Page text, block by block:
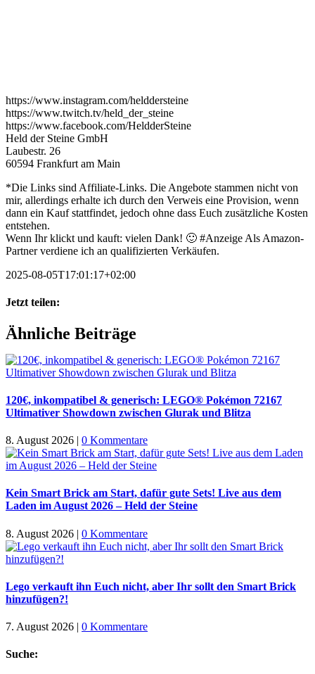
https://www.instagram.com/helddersteine
https://www.twitch.tv/held_der_steine
https://www.facebook.com/HeldderSteine
Held der Steine GmbH
Laubestr. 26
60594 Frankfurt am Main
*Die Links sind Affiliate-Links. Die Angebote stammen nicht von
mir, allerdings erhalte ich durch den Verweis eine Provision, wenn
dann ein Kauf stattfindet, jedoch ohne dass Euch zusätzliche Kosten
entstehen.
Wenn Ihr klickt und kauft: vielen Dank! 🙂 #Anzeige Als Amazon-
Partner verdiene ich an qualifizierten Verkäufen.
2025-08-05T17:01:17+02:00
Jetzt teilen:
Facebook
X
WhatsApp
Pinterest
E-
Mail
Ähnliche Beiträge
120€, inkompatibel & generisch: LEGO® Pokémon 72167
Ultimativer Showdown zwischen Glurak und Blitza
8. August 2026 | 0 Kommentare
Kein Smart Brick am Start, dafür gute Sets! Live aus dem
Laden im August 2026 – Held der Steine
8. August 2026 | 0 Kommentare
Lego verkauft ihn Euch nicht, aber Ihr sollt den Smart Brick
hinzufügen?!
7. August 2026 | 0 Kommentare
Suche: